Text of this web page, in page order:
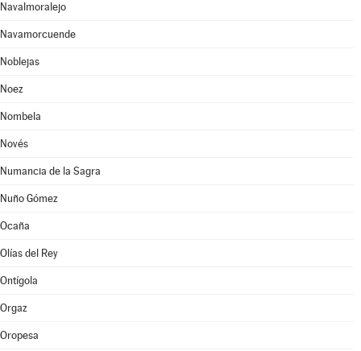
Navalmoralejo
Navamorcuende
Noblejas
Noez
Nombela
Novés
Numancia de la Sagra
Nuño Gómez
Ocaña
Olías del Rey
Ontígola
Orgaz
Oropesa